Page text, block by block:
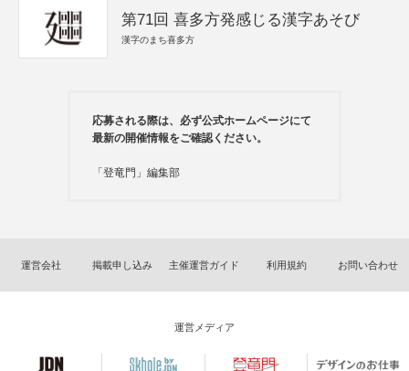
第71回 喜多方発感じる漢字あそび
漢字のまち喜多方
応募される際は、必ず公式ホームページにて
最新の開催情報をご確認ください。
「登竜門」編集部
運営会社 掲載申し込み 主催運営ガイド 利用規約 お問い合わせ
運営メディア